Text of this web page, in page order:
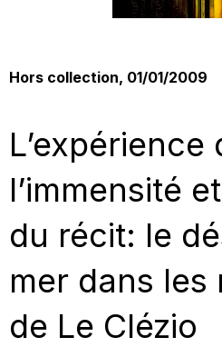
Hors collection, 01/01/2009
L’expérience
l’immensité
du récit: le
mer dans les
de Le Clézio